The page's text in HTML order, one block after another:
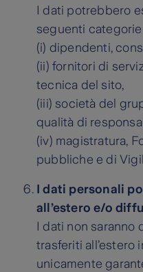
I dati potrebbero
seguenti
(i) dipendenti,
(ii) fornitori di
tecnica del sito,
(iii) società del
qualità di
(iv) magistratura,
pubbliche e di
I dati personali
all’estero e/o
I dati non saranno
trasferiti all’estero
unicamente